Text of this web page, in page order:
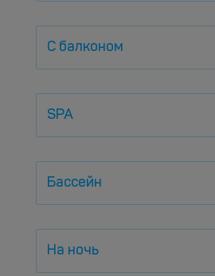
С балконом
SPA
Бассейн
На ночь